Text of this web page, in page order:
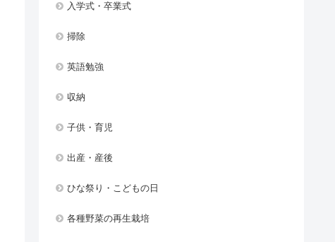
入学式・卒業式
掃除
英語勉強
収納
子供・育児
出産・産後
ひな祭り・こどもの日
各種野菜の再生栽培